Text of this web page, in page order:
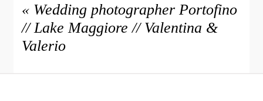
« Wedding photographer Portofino
// Lake Maggiore // Valentina &
Valerio